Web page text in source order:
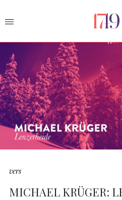
vers
MICHAEL KRÜGER: